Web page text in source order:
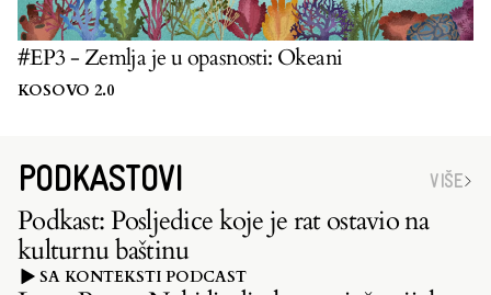
#EP3 - Zemlja je u opasnosti: Okeani
KOSOVO 2.0
PODKASTOVI VIŠE
Podkast: Posljedice koje je rat ostavio na
kulturnu baštinu
SA KONTEKSTI PODCAST